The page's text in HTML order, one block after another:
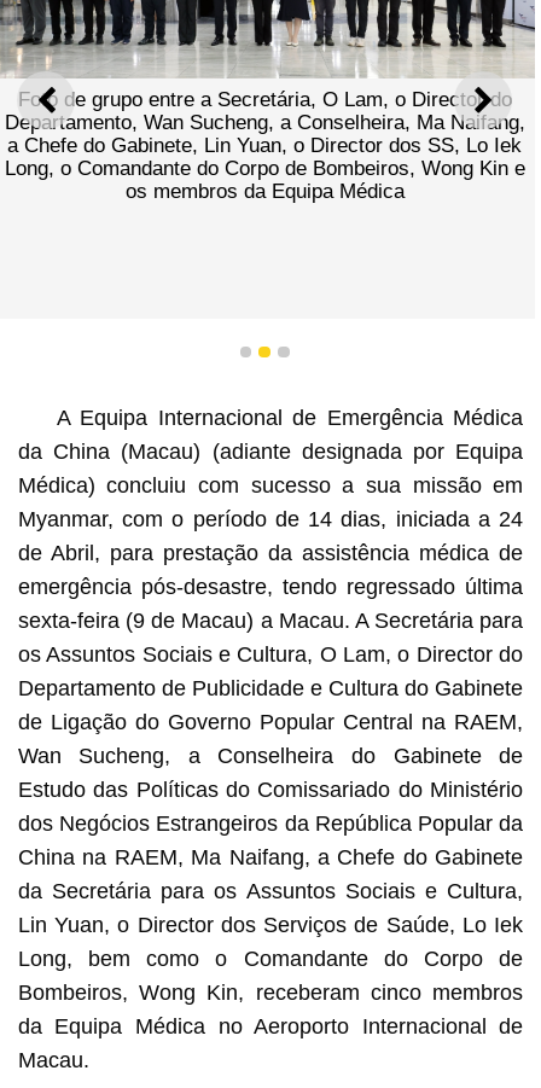
ANTERIOR
Foto de grupo entre a Secretária, O Lam, o Director do
Departamento, Wan Sucheng, a Conselheira, Ma Naifang,
a Chefe do Gabinete, Lin Yuan, o Director dos SS, Lo Iek
Long, o Comandante do Corpo de Bombeiros, Wong Kin e
os membros da Equipa Médica
1 2 3
A Equipa Internacional de Emergência Médica
da China (Macau) (adiante designada por Equipa
Médica) concluiu com sucesso a sua missão em
Myanmar, com o período de 14 dias, iniciada a 24
de Abril, para prestação da assistência médica de
emergência pós-desastre, tendo regressado última
sexta-feira (9 de Macau) a Macau. A Secretária para
os Assuntos Sociais e Cultura, O Lam, o Director do
Departamento de Publicidade e Cultura do Gabinete
de Ligação do Governo Popular Central na RAEM,
Wan Sucheng, a Conselheira do Gabinete de
Estudo das Políticas do Comissariado do Ministério
dos Negócios Estrangeiros da República Popular da
China na RAEM, Ma Naifang, a Chefe do Gabinete
da Secretária para os Assuntos Sociais e Cultura,
Lin Yuan, o Director dos Serviços de Saúde, Lo Iek
Long, bem como o Comandante do Corpo de
Bombeiros, Wong Kin, receberam cinco membros
da Equipa Médica no Aeroporto Internacional de
Macau.